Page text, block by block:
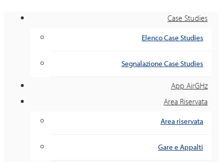
Case Studies
Elenco Case Studies
Segnalazione Case Studies
App AirGHz
Area Riservata
Area riservata
Gare e Appalti